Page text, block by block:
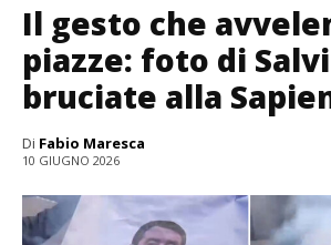
Il gesto che
piazze: foto di
bruciate alla
Di Fabio Maresca
10 GIUGNO 2026